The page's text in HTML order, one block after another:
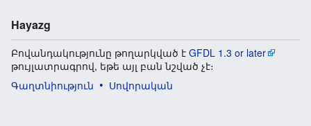
Hayazg
Բովանդակությունը թողարկված է GFDL 1.3 or later
թույլատրագրով, եթե այլ բան նշված չէ։
Գաղտնիություն
Սովորական